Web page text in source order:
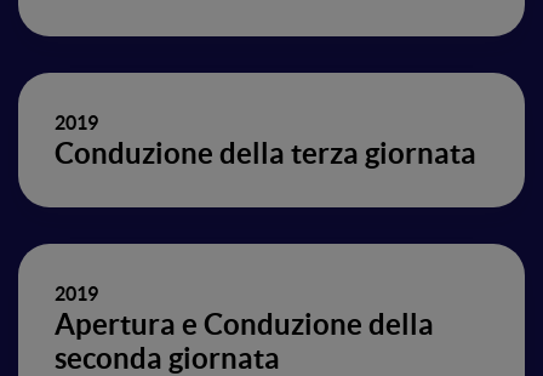
2019
Conduzione della terza giornata
2019
Apertura e Conduzione della
seconda giornata